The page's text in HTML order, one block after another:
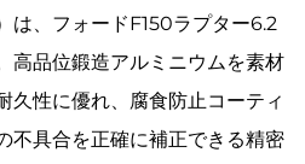
は、フォードF150ラプター6.2
高品位鍛造アルミニウムを素材
久性に優れ、腐食防止コーティ
不具合を正確に補正できる精密